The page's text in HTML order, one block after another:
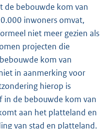
de bebouwde kom van
inwoners omvat,
niet meer gezien als
projecten die
kom van
in aanmerking voor
hierop is
in de bebouwde kom van
aan het platteland en
van stad en platteland.